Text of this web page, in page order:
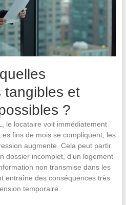
tangibles et
?
le locataire voit immédiatement
fins de mois se compliquent, les
augmente. Cela peut partir
dossier incomplet, d’un logement
non transmise dans les
entraîne des conséquences très
temporaire.